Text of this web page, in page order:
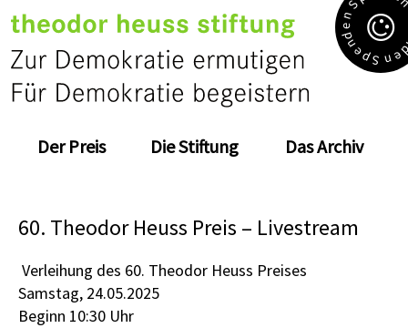
Der Preis Die Stiftung Das Archiv
S
p
e
n
d
e
n
S
e
n
60. Theodor Heuss Preis – Livestream
Verleihung des 60. Theodor Heuss Preises
Samstag, 24.05.2025
Beginn 10:30 Uhr